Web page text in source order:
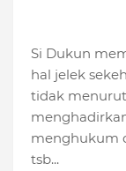
Si Dukun
hal jelek
tidak
menghukum
tsb...